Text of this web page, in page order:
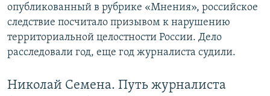
опубликованный в рубрике «Мнения», российское
следствие посчитало призывом к нарушению
территориальной целостности России. Дело
расследовали год, еще год журналиста судили.
Николай Семена. Путь журналиста